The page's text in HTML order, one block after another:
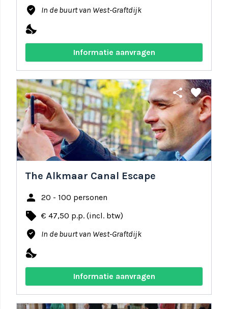
where_to_vote In de buurt van West-Graftdijk
nights_stay
Informatie aanvragen
share favorite
The Alkmaar Canal Escape
person 20 - 100 personen
local_offer € 47,50 p.p. (incl. btw)
where_to_vote In de buurt van West-Graftdijk
nights_stay
Informatie aanvragen